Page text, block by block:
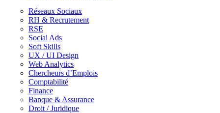
Réseaux Sociaux
RH & Recrutement
RSE
Social Ads
Soft Skills
UX / UI Design
Web Analytics
Chercheurs d’Emplois
Comptabilité
Finance
Banque & Assurance
Droit / Juridique